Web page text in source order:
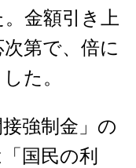
金額引き上
第で、倍に
た。
強制金」の
国民の利